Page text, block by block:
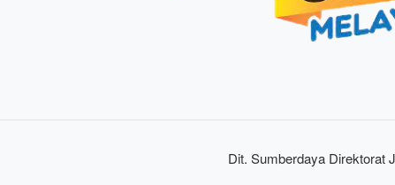
Dit. Sumberdaya Direktorat